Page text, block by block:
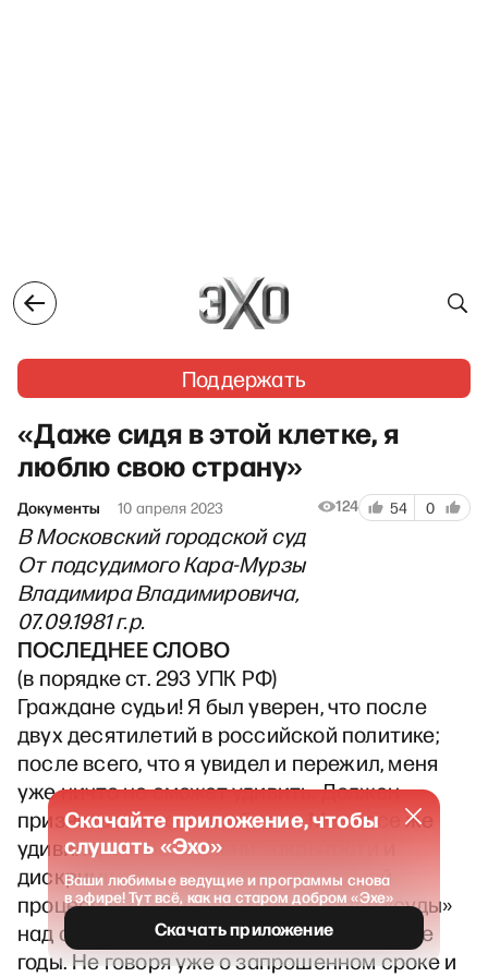
Поддержать
«Даже сидя в этой клетке, я
люблю свою страну»
Документы 10 апреля 2023 124 54 0
В Московский городской суд
От подсудимого Кара-Мурзы
Владимира Владимировича,
07.09.1981 г.р.
ПОСЛЕДНЕЕ СЛОВО
(в порядке ст. 293 УПК РФ)
Граждане судьи! Я был уверен, что после
двух десятилетий в российской политике;
после всего, что я увидел и пережил, меня
уже ничто не сможет удивить. Должен
признаться, что я ошибался. Меня все же
удивило, что по степени закрытости и
дискриминации стороны защиты мой
процесс в 2023 году оставил позади «суды»
над советскими диссидентами в 1960-70е
годы. Не говоря уже о запрошенном сроке и
Скачайте приложение, чтобы
слушать «Эхо»
Ваши любимые ведущие и программы снова
в эфире! Тут всё, как на старом добром «Эхе»
Скачать приложение